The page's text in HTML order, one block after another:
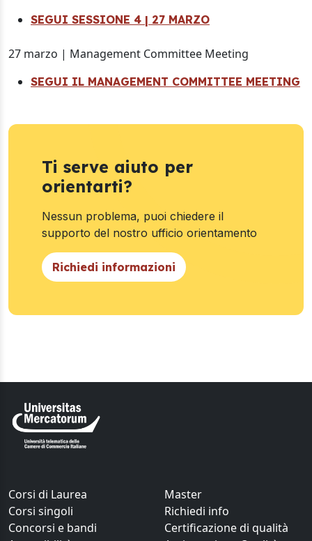
SEGUI SESSIONE 4 | 27 MARZO
27 marzo | Management Committee Meeting
SEGUI IL MANAGEMENT COMMITTEE MEETING
Ti serve aiuto per
orientarti?
Nessun problema, puoi chiedere il
supporto del nostro ufficio orientamento
Richiedi informazioni
Corsi di Laurea
Master
Corsi singoli
Richiedi info
Concorsi e bandi
Certificazione di qualità